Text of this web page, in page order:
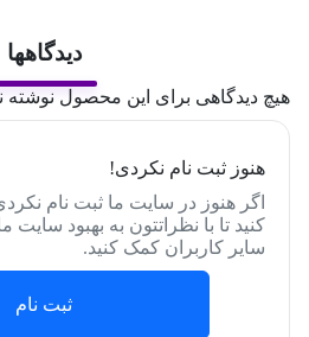
دیدگاهها
هیچ دیدگاهی برای این محصول نوشته
هنوز ثبت نام نکردی!
اگر هنوز در سایت ما ثبت نام
کنید تا با نظراتتون به بهبود سایت
سایر کاربران کمک کنید.
ثبت نام